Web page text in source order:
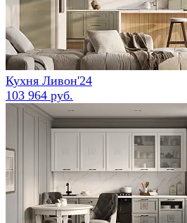
Кухня Ливон'24
103 964 руб.